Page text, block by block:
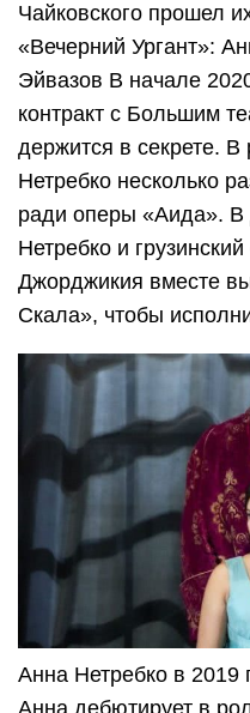
Чайковского прошел
«Вечерний Ургант»:
Эйвазов В начале
контракт с Большим
держится в секрете.
Нетребко несколько
ради оперы «Аида». В
Нетребко и
Джорджикия вместе
Скала», чтобы
Анна Нетребко в 2019